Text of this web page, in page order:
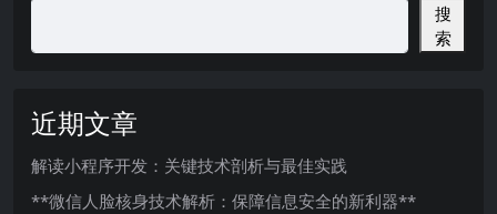
搜
索
近期文章
解读小程序开发：关键技术剖析与最佳实践
**微信人脸核身技术解析：保障信息安全的新利器**